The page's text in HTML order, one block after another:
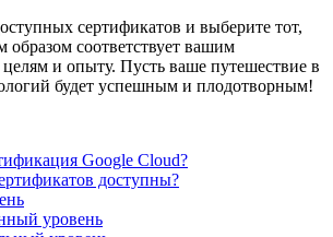
сертификатов и выберите тот,
соответствует вашим
и опыту. Пусть ваше путешествие в
будет успешным и плодотворным!
Google Cloud?
доступны?
уровень